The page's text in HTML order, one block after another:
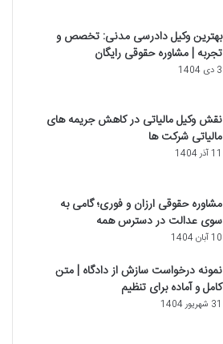
بهترین وکیل دادرسی مدنی: تخصص و
تجربه | مشاوره حقوقی رایگان
3 دی 1404
نقش وکیل مالیاتی در کاهش جریمه های
مالیاتی شرکت ها
11 آذر 1404
مشاوره حقوقی ارزان و فوری؛ گامی به
سوی عدالت در دسترس همه
10 آبان 1404
نمونه درخواست سازش از دادگاه | متن
کامل و آماده برای تنظیم
31 شهریور 1404